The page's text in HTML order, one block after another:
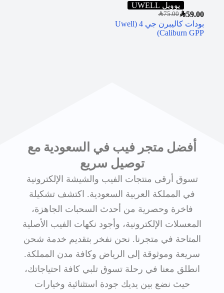
يوويل UWELL
SAR75.00SAR59.00
بودات كاليبرن جي 4 (Uwell
Caliburn GPP)
أفضل متجر فيب في السعودية مع
توصيل سريع
تسوق أرقى منتجات الفيب والشيشة الإلكترونية
في المملكة العربية السعودية. اكتشف تشكيلة
فاخرة وحصرية من أحدث السحبات الجاهزة،
المعسلات الإلكترونية، وأجود نكهات الفيب الأصلية
المتاحة في متجرنا. نحن نفخر بتقديم خدمة شحن
سريعة وموثوقة إلى الرياض وكافة مدن المملكة.
انطلق معنا في رحلة تسوق تلبي كافة احتياجاتك،
حيث نضع بين يديك جودة استثنائية وخيارات